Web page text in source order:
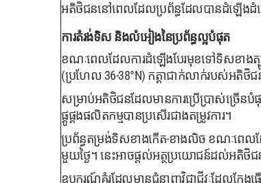
អតិថិជននៅពេលដែលប្រព័ន្ធដែលបានដំឡើងដំ
ការតំរង់ទិស និងលំអៀងនៃប្រព័ន្ធល្អបំផុត
ខណៈពេលដែលការដំឡើងបែរមុខទៅទិសខាងត្បូ
(ប្រហែល 36-38°N) កត្តាជាក់លាក់របស់អតិ
សម្រាប់អតិថិជនដែលមានការប្រើប្រាស់ច្រើន
ផ្គូផ្គងផលិតកម្មបានប្រសើរជាងតម្រូវការ។
ប្រព័ន្ធតម្រង់ទិសខាងកើត-ខាងលិច ខណៈពេល
មួយថ្ងៃ។ នេះអាចផ្តល់អត្ថប្រយោជន៍ដល់អតិថិជ
ឧបករណ៍គំរូដែលមានជំនាញវិជ្ជាជីវៈដែលក្លែ